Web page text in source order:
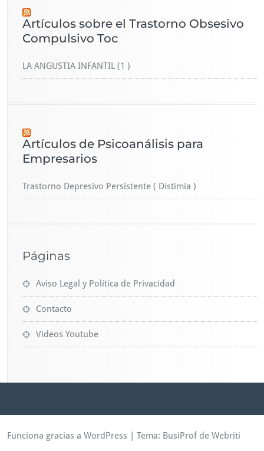
Artículos sobre el Trastorno Obsesivo
Compulsivo Toc
LA ANGUSTIA INFANTIL (1 )
Artículos de Psicoanálisis para
Empresarios
Trastorno Depresivo Persistente ( Distimia )
Páginas
Aviso Legal y Política de Privacidad
Contacto
Videos Youtube
Funciona gracias a WordPress | Tema: BusiProf de Webriti